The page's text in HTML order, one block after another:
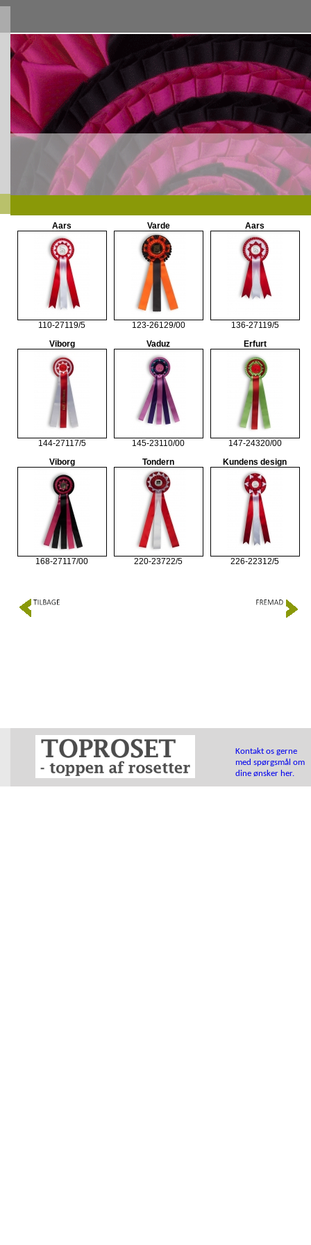
Aars
110-27119/5
Varde
123-26129/00
Aars
136-27119/5
Viborg
144-27117/5
Vaduz
145-23110/00
Erfurt
147-24320/00
Viborg
168-27117/00
Tondern
220-23722/5
Kundens design
226-22312/5
Kontakt os gerne
med spørgsmål om
dine ønsker her.